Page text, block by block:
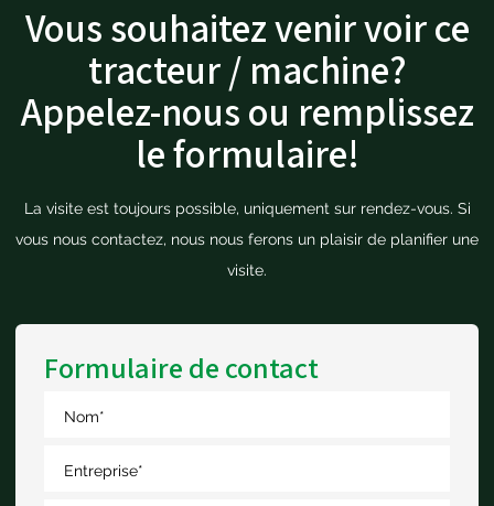
Vous souhaitez venir voir ce
tracteur / machine?
Appelez-nous ou remplissez
le formulaire!
La visite est toujours possible, uniquement sur rendez-vous. Si
vous nous contactez, nous nous ferons un plaisir de planifier une
visite.
Formulaire de contact
Nom*
Entreprise*